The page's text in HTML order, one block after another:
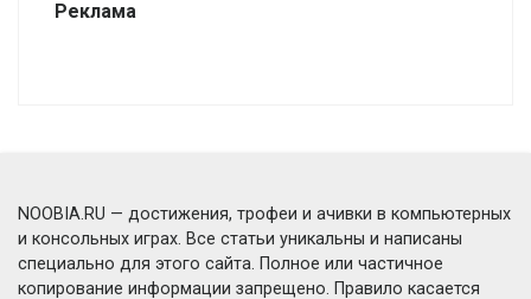
Реклама
NOOBIA.RU — достижения, трофеи и ачивки в компьютерных
и консольных играх. Все статьи уникальны и написаны
специально для этого сайта. Полное или частичное
копирование информации запрещено. Правило касается